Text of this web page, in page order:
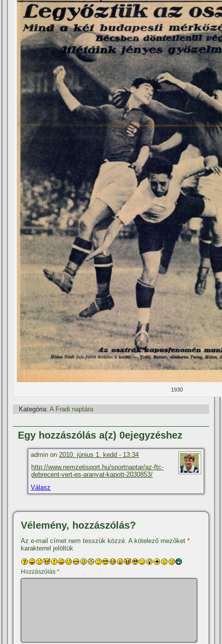
1930
Kategória: A Fradi naptára
Egy hozzászólás a(z) 0ejegyzéshez
admin on 2010. június 1. kedd - 13:34
http://www.nemzetisport.hu/sportnaptar/az-ftc-
debrecent-vert-es-aranyat-kapott-2030853/
Válasz
Vélemény, hozzászólás?
Az e-mail címet nem tesszük közzé. A kötelező mezőket*
karakterrel jelöltük
Hozzászólás*